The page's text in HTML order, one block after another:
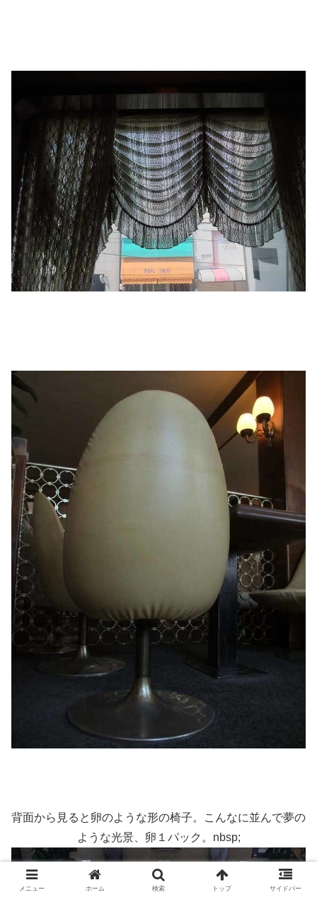
背面から見ると卵のような形の椅子。こんなに並んで夢の
ような光景、卵１パック。nbsp;
メニュー ホーム 検索 トップ サイドバー